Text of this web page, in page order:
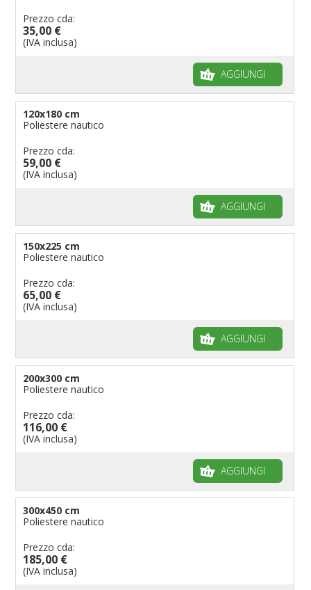
Prezzo cda:
35,00 €
(IVA inclusa)
AGGIUNGI
120x180 cm
Poliestere nautico
Prezzo cda:
59,00 €
(IVA inclusa)
AGGIUNGI
150x225 cm
Poliestere nautico
Prezzo cda:
65,00 €
(IVA inclusa)
AGGIUNGI
200x300 cm
Poliestere nautico
Prezzo cda:
116,00 €
(IVA inclusa)
AGGIUNGI
300x450 cm
Poliestere nautico
Prezzo cda:
185,00 €
(IVA inclusa)